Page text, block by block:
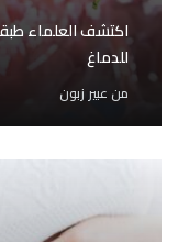
اكتشف العلماء
للدماغ
من عبير زبون